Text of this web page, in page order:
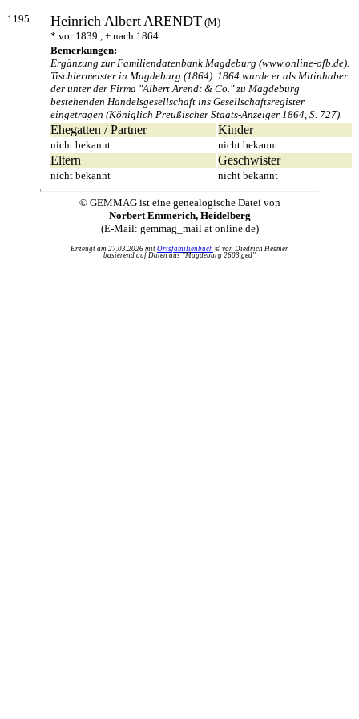
1195 Heinrich AlbertARENDT (M)
* vor 1839 , + nach 1864
Bemerkungen:
Ergänzung zur Familiendatenbank Magdeburg (www.online-ofb.de).
Tischlermeister in Magdeburg (1864). 1864 wurde er als Mitinhaber
der unter der Firma "Albert Arendt & Co." zu Magdeburg
bestehenden Handelsgesellschaft ins Gesellschaftsregister
eingetragen (Königlich Preußischer Staats-Anzeiger 1864, S. 727).
Ehegatten / Partner Kinder
nicht bekannt nicht bekannt
Eltern Geschwister
nicht bekannt nicht bekannt
© GEMMAG ist eine genealogische Datei von
Norbert Emmerich, Heidelberg
(E-Mail: gemmag_mail at online.de)
Erzeugt am 27.03.2026 mit Ortsfamilienbuch © von Diedrich Hesmer
basierend auf Daten aus "Magdeburg 2603.ged"